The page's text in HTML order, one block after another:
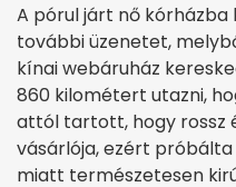
A pórul járt nő
további üzenetet,
kínai webáruház
860 kilométert utazni,
attól tartott, hogy rossz
vásárlója, ezért
miatt természetesen